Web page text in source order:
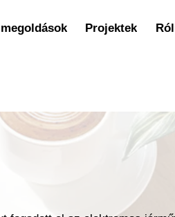
Projektek